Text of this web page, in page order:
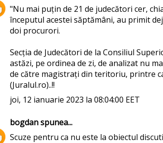
"Nu mai puțin de 21 de judecători cer,
începutul acestei săptămâni, au primit
doi procurori.
Secția de Judecători de la Consiliul
astăzi, pe ordinea de zi, de analizat nu
de către magistrați din teritoriu, printre
(Juralul.ro)..!!
joi, 12 ianuarie 2023 la 08:04:00 EET
bogdanspunea...
Scuze pentru ca nu este la obiectul